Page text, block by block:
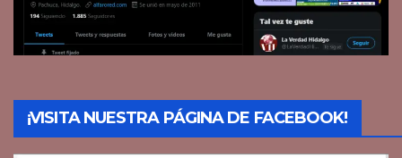
¡VISITA NUESTRA PÁGINA DE FACEBOOK!